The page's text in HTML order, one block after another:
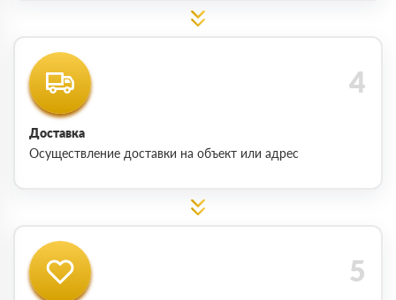
Доставка
Осуществление доставки на объект или адрес